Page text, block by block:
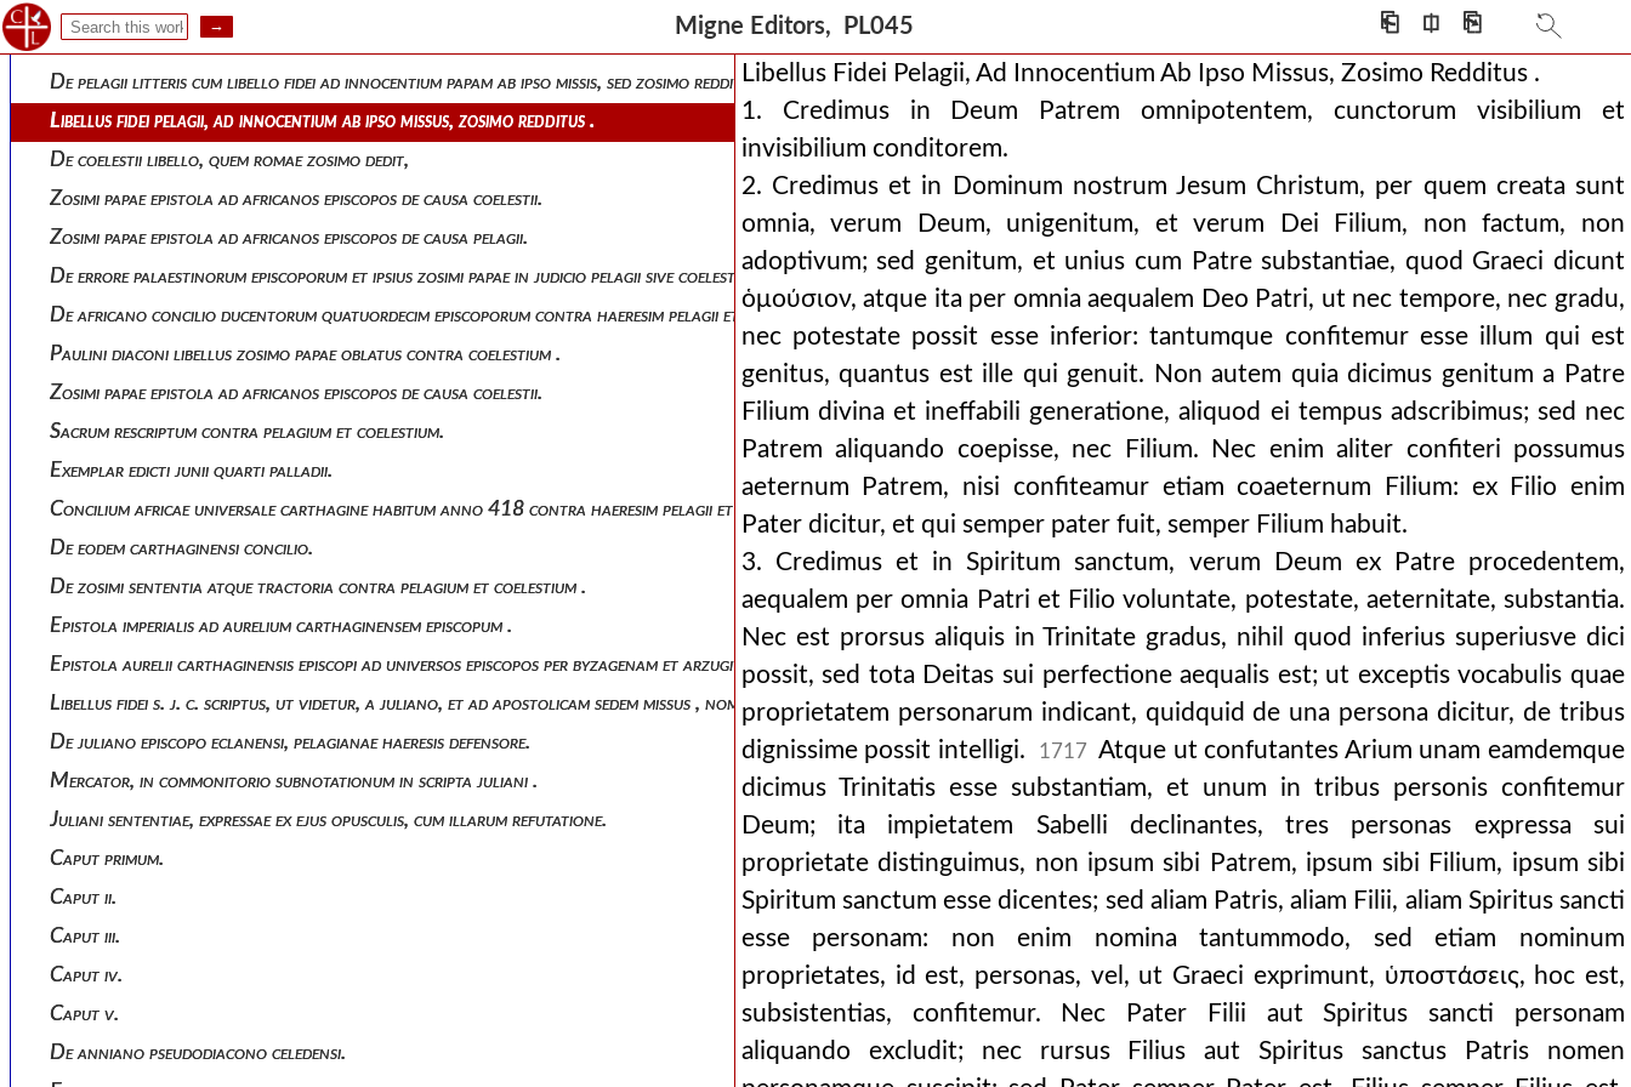
Migne Editors, PL045 ⎗ ⎅ ⎘
De pelagianis ab apostolica sede damnatis.
De pelagii litteris cum libello fidei ad innocentium papam ab ipso missis, sed zosimo redditis.
Libellus fidei pelagii, ad innocentium ab ipso missus, zosimo redditus .
De coelestii libello, quem romae zosimo dedit,
Zosimi papae epistola ad africanos episcopos de causa coelestii.
Zosimi papae epistola ad africanos episcopos de causa pelagii.
De errore palaestinorum episcoporum et ipsius zosimi papae in judicio pelagii sive coelestii.
De africano concilio ducentorum quatuordecim episcoporum contra haeresim pelagii et coelestii, habito, ut creditur, sub finem autumni anni 417.
Paulini diaconi libellus zosimo papae oblatus contra coelestium .
Zosimi papae epistola ad africanos episcopos de causa coelestii.
Sacrum rescriptum contra pelagium et coelestium.
Exemplar edicti junii quarti palladii.
Concilium africae universale carthagine habitum anno 418 contra haeresim pelagii et coelestii.
De eodem carthaginensi concilio.
De zosimi sententia atque tractoria contra pelagium et coelestium .
Epistola imperialis ad aurelium carthaginensem episcopum .
Epistola aurelii carthaginensis episcopi ad universos episcopos per byzagenam et arzugitanam provinciam constitutos, de damnatione pelagii et coelesti
Libellus fidei s. j. c. scriptus, ut videtur, a juliano, et ad apostolicam sedem missus , nomine episcoporum qui pelagii ac coelestii damnationi subsc
De juliano episcopo eclanensi, pelagianae haeresis defensore.
Mercator, in commonitorio subnotationum in scripta juliani .
Juliani sententiae, expressae ex ejus opusculis, cum illarum refutatione.
Caput primum.
Caput ii.
Caput iii.
Caput iv.
Caput v.
De anniano pseudodiacono celedensi.
Libellus Fidei Pelagii, Ad Innocentium Ab Ipso Missus, Zosimo Redditus .
1. Credimus in Deum Patrem omnipotentem, cunctorum visibilium et
invisibilium conditorem.
2. Credimus et in Dominum nostrum Jesum Christum, per quem creata sunt
omnia, verum Deum, unigenitum, et verum Dei Filium, non factum, non
adoptivum; sed genitum, et unius cum Patre substantiae, quod Graeci dicunt
ὁμούσιον, atque ita per omnia aequalem Deo Patri, ut nec tempore, nec gradu,
nec potestate possit esse inferior: tantumque confitemur esse illum qui est
genitus, quantus est ille qui genuit. Non autem quia dicimus genitum a Patre
Filium divina et ineffabili generatione, aliquod ei tempus adscribimus; sed nec
Patrem aliquando coepisse, nec Filium. Nec enim aliter confiteri possumus
aeternum Patrem, nisi confiteamur etiam coaeternum Filium: ex Filio enim
Pater dicitur, et qui semper pater fuit, semper Filium habuit.
3. Credimus et in Spiritum sanctum, verum Deum ex Patre procedentem,
aequalem per omnia Patri et Filio voluntate, potestate, aeternitate, substantia.
Nec est prorsus aliquis in Trinitate gradus, nihil quod inferius superiusve dici
possit, sed tota Deitas sui perfectione aequalis est; ut exceptis vocabulis quae
proprietatem personarum indicant, quidquid de una persona dicitur, de tribus
dignissime possit intelligi.
1717
Atque ut confutantes Arium unam eamdemque
dicimus Trinitatis esse substantiam, et unum in tribus personis confitemur
Deum; ita impietatem Sabelli declinantes, tres personas expressa sui
proprietate distinguimus, non ipsum sibi Patrem, ipsum sibi Filium, ipsum sibi
Spiritum sanctum esse dicentes; sed aliam Patris, aliam Filii, aliam Spiritus sancti
esse personam: non enim nomina tantummodo, sed etiam nominum
proprietates, id est, personas, vel, ut Graeci exprimunt, ὑποστάσεις, hoc est,
subsistentias, confitemur. Nec Pater Filii aut Spiritus sancti personam
aliquando excludit; nec rursus Filius aut Spiritus sanctus Patris nomen